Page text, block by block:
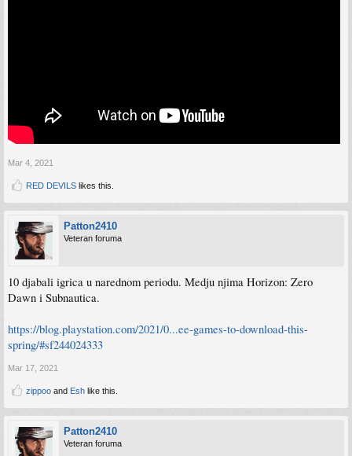
Mar 4, 2021
RED DEVILS likes this.
Patton2410
Veteran foruma
10 djabali igrica u narednom periodu. Medju njima Horizon: Zero
Dawn i Subnautica.
https://blog.playstation.com/2021/0...ee-games-to-download-this-
spring/#sf244024333
Mar 17, 2021
zippoo and Esh like this.
Patton2410
Veteran foruma